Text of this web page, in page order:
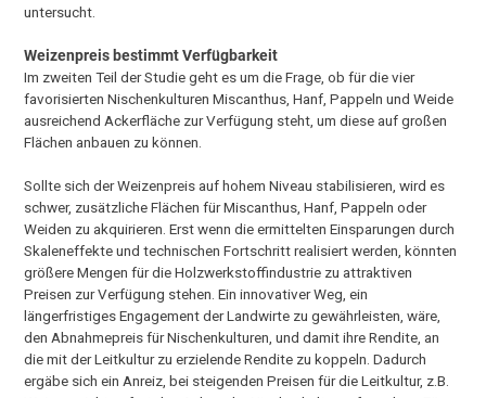
untersucht.
Weizenpreis bestimmt Verfügbarkeit
Im zweiten Teil der Studie geht es um die Frage, ob für die vier
favorisierten Nischenkulturen Miscanthus, Hanf, Pappeln und Weide
ausreichend Ackerfläche zur Verfügung steht, um diese auf großen
Flächen anbauen zu können.
Sollte sich der Weizenpreis auf hohem Niveau stabilisieren, wird es
schwer, zusätzliche Flächen für Miscanthus, Hanf, Pappeln oder
Weiden zu akquirieren. Erst wenn die ermittelten Einsparungen durch
Skaleneffekte und technischen Fortschritt realisiert werden, könnten
größere Mengen für die Holzwerkstoffindustrie zu attraktiven
Preisen zur Verfügung stehen. Ein innovativer Weg, ein
längerfristiges Engagement der Landwirte zu gewährleisten, wäre,
den Abnahmepreis für Nischenkulturen, und damit ihre Rendite, an
die mit der Leitkultur zu erzielende Rendite zu koppeln. Dadurch
ergäbe sich ein Anreiz, bei steigenden Preisen für die Leitkultur, z.B.